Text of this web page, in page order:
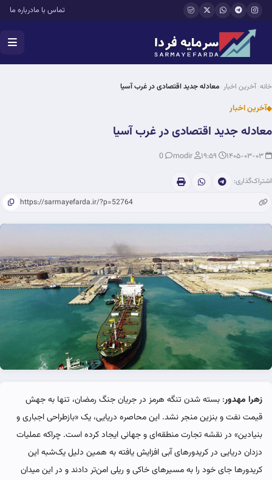
رفتن به محتوای اصلی تماس با مادرباره ما
خانه آخرین اخبار معادله جدید اقتصادی در غرب آسیا
آخرین اخبار
معادله جدید اقتصادی در غرب آسیا
اشتراک‌گذاری:
زهرا مهدور: بسته شدن تنگه هرمز در جریان جنگ رمضان، تنها به جهش
قیمت نفت و بنزین منجر نشد. این محاصره دریایی، یک «بازطراحی اجباری و
بنیادین» در نقشه تجارت منطقه‌ای و جهانی ایجاد کرده است. چراکه عملیات
دزدان دریایی در کریدورهای آبی افزایش یافته به همین دلیل یک‌شبه این
کریدورها جای خود را به مسیرهای خاکی و ریلی امن‌تر دادند و در این میدان